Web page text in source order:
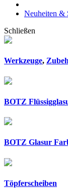
Neuheiten &
Schließen
Werkzeuge,
BOTZ
BOTZ Glasur
Töpferscheiben